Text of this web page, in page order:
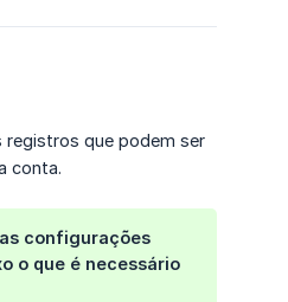
registros que podem ser
conta.
configurações
o que é necessário